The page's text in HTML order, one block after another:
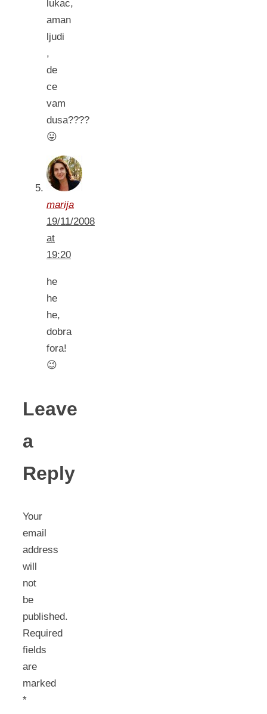
lukac,
aman
ljudi
,
de
ce
vam
dusa????
😛
marija
19/11/2008
at
19:20
he
he
he,
dobra
fora!
😉
Leave
a
Reply
Your
email
address
will
not
be
published.
Required
fields
are
marked
*